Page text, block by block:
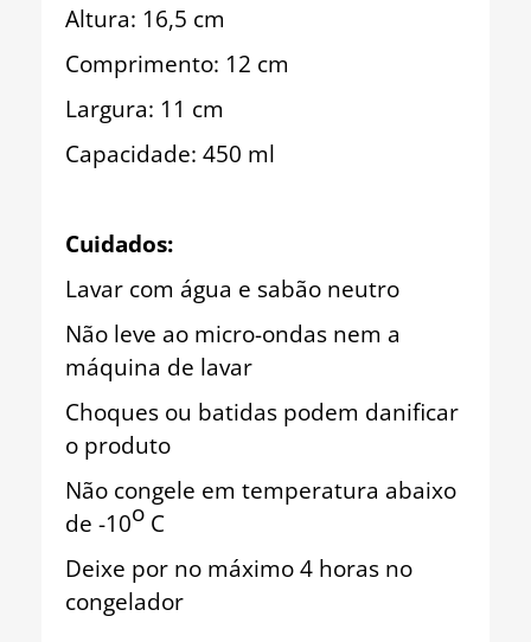
Altura: 16,5 cm
Comprimento: 12 cm
Largura: 11 cm
Capacidade: 450 ml
Cuidados:
Lavar com água e sabão neutro
Não leve ao micro-ondas nem a
máquina de lavar
Choques ou batidas podem danificar
o produto
Não congele em temperatura abaixo
de -10o C
Deixe por no máximo 4 horas no
congelador